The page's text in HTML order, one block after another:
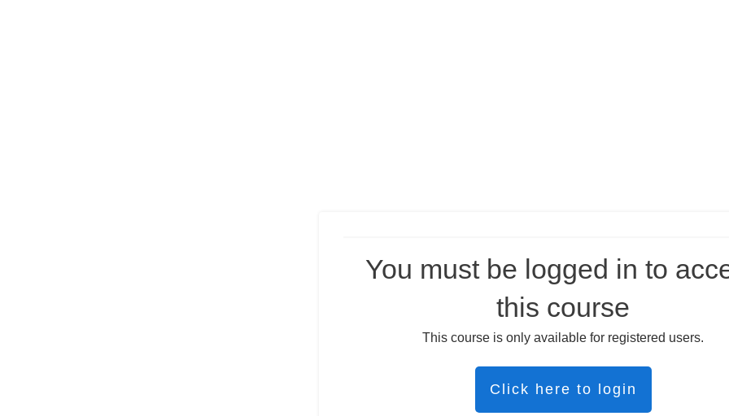
You must be logged in to
this course
This course is only available for registered users.
Click here to login